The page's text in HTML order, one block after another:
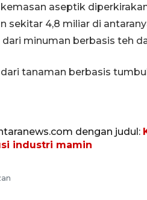
aseptik
sekitar 4,8 miliar di
minuman berbasis teh
dari tanaman berbasis
dengan judul:
industri mamin